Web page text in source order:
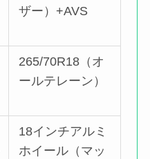
ザー）+AVS
265/70R18（オ
ールテレーン）
18インチアルミ
ホイール（マッ